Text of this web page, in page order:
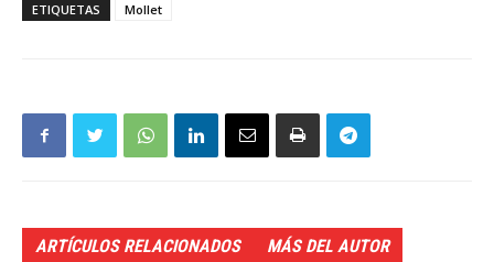
ETIQUETAS Mollet
ARTÍCULOS RELACIONADOS MÁS DEL AUTOR